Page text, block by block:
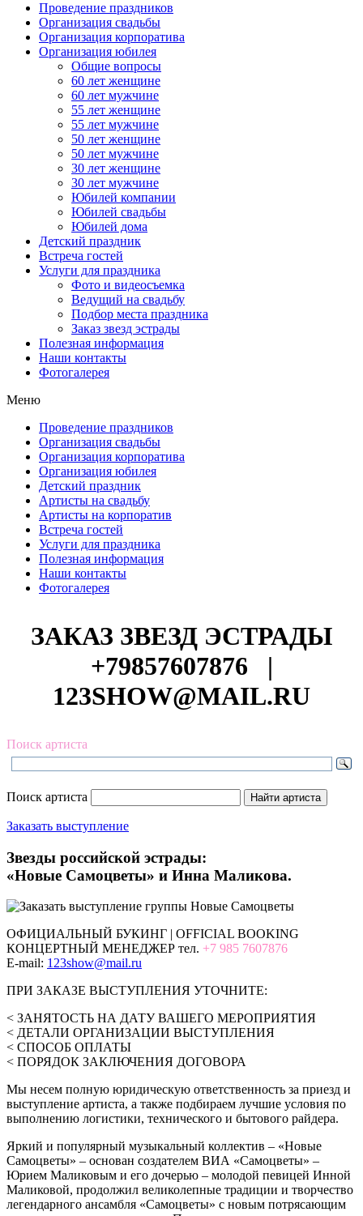
Проведение праздников
Организация свадьбы
Организация корпоратива
Организация юбилея
Общие вопросы
60 лет женщине
60 лет мужчине
55 лет женщине
55 лет мужчине
50 лет женщине
50 лет мужчине
30 лет женщине
30 лет мужчине
Юбилей компании
Юбилей свадьбы
Юбилей дома
Детский праздник
Встреча гостей
Услуги для праздника
Фото и видеосъемка
Ведущий на свадьбу
Подбор места праздника
Заказ звезд эстрады
Полезная информация
Наши контакты
Фотогалерея
Меню
Проведение праздников
Организация свадьбы
Организация корпоратива
Организация юбилея
Детский праздник
Артисты на свадьбу
Артисты на корпоратив
Встреча гостей
Услуги для праздника
Полезная информация
Наши контакты
Фотогалерея
ЗАКАЗ ЗВЕЗД ЭСТРАДЫ
+79857607876
|
123SHOW@MAIL.RU
Поиск артиста
Поиск артиста
Заказать выступление
Звезды российской эстрады:
«Новые Самоцветы» и Инна Маликова.
ОФИЦИАЛЬНЫЙ БУКИНГ | OFFICIAL BOOKING
КОНЦЕРТНЫЙ МЕНЕДЖЕР тел. +7 985 7607876
E-mail: 123show@mail.ru
ПРИ ЗАКАЗЕ ВЫСТУПЛЕНИЯ УТОЧНИТЕ:
< ЗАНЯТОСТЬ НА ДАТУ ВАШЕГО МЕРОПРИЯТИЯ
< ДЕТАЛИ ОРГАНИЗАЦИИ ВЫСТУПЛЕНИЯ
< СПОСОБ ОПЛАТЫ
< ПОРЯДОК ЗАКЛЮЧЕНИЯ ДОГОВОРА
Мы несем полную юридическую ответственность за приезд и
выступление артиста, а также подбираем лучшие условия по
выполнению логистики, технического и бытового райдера.
Яркий и популярный музыкальный коллектив – «Новые
Самоцветы» – основан создателем ВИА «Самоцветы» –
Юрием Маликовым и его дочерью – молодой певицей Инной
Маликовой, продолжил великолепные традиции и творчество
легендарного ансамбля «Самоцветы» с новым потрясающим